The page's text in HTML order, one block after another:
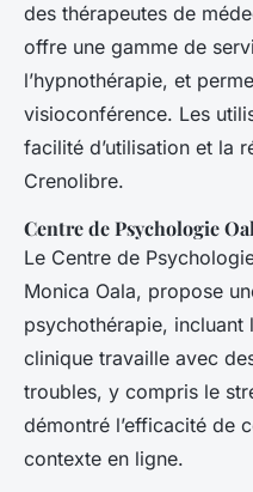
des thérapeutes de
offre une gamme de
l’hypnothérapie, et
visioconférence. Les
facilité d’utilisation et la
Crenolibre.
Centre de Psychologie
Le Centre de
Monica Oala, propose
psychothérapie, incluant
clinique travaille avec
troubles, y compris le
démontré l’efficacité de
contexte en ligne.